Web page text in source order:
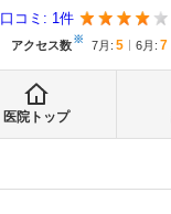
口コミ: 1件
アクセス数※ 7月 : 5 6月 : 7
医院トップ